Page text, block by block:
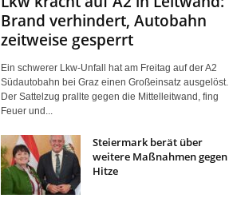
Brand verhindert, Autobahn
zeitweise gesperrt
Ein schwerer Lkw-Unfall hat am Freitag auf der A2
Südautobahn bei Graz einen Großeinsatz ausgelöst.
Der Sattelzug prallte gegen die Mittelleitwand, fing
Feuer und...
Steiermark berät über
weitere Maßnahmen gegen
Hitze